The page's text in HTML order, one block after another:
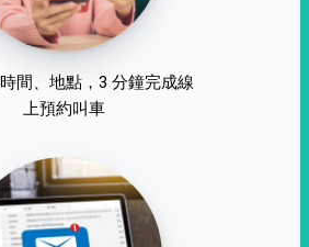
間、地點，3 分鐘完成線
上預約叫車